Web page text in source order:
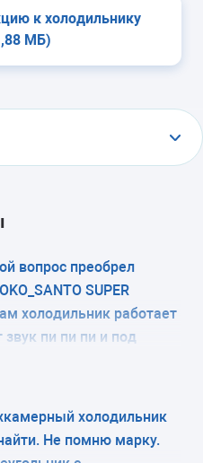
к холодильнику
МБ)
вопрос преобрел
SUPER
холодильник работает
пи пи пи и под
постоянно красная
и в самом
градусы. Благодарю
холодильник
Не помню марку.